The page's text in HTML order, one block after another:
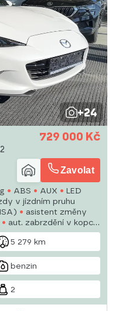
+24
729 000 Kč
Zavolat
ABS AUX
LED
v jízdním pruhu
asistent změny
aut. zabrzdění v kopci
centrál dálkový
5 279 km
benzin
2